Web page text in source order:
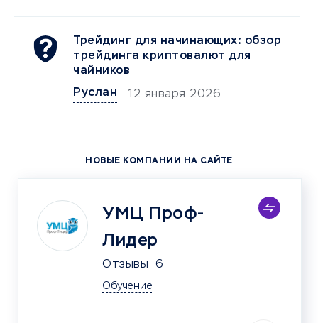
Трейдинг для начинающих: обзор
трейдинга криптовалют для
чайников
Руслан
12 января 2026
НОВЫЕ КОМПАНИИ НА САЙТЕ
УМЦ Проф-
Лидер
Отзывы 6
Обучение